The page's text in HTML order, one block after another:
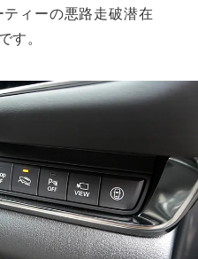
ィーの悪路走破潜在
す。